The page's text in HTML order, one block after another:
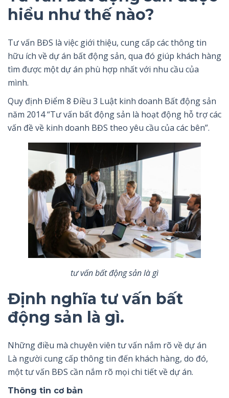
hiểu như thế nào?
Tư vấn BĐS là việc giới thiệu, cung cấp các thông tin
hữu ích về dự án bất động sản, qua đó giúp khách hàng
tìm được một dự án phù hợp nhất với nhu cầu của
mình.
Quy định Điểm 8 Điều 3 Luật kinh doanh Bất động sản
năm 2014 “Tư vấn bất động sản là hoạt động hỗ trợ các
vấn đề về kinh doanh BĐS theo yêu cầu của các bên”.
tư vấn bất động sản là gì
Định nghĩa tư vấn bất
động sản là gì.
Những điều mà chuyên viên tư vấn nắm rõ về dự án
Là người cung cấp thông tin đến khách hàng, do đó,
một tư vấn BĐS cần nắm rõ mọi chi tiết về dự án.
Thông tin cơ bản